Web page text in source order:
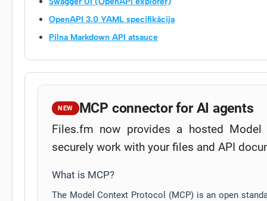
OpenAPI 3.0 YAML specifikācija
Pilna Markdown API atsauce
NEW MCP connector for AI agents
Files.fm now provides a hosted
securely work with your files and API
What is MCP?
The Model Context Protocol (MCP) is an open